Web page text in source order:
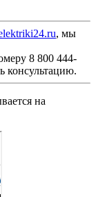
, мы
8 800 444-
консультацию.
на